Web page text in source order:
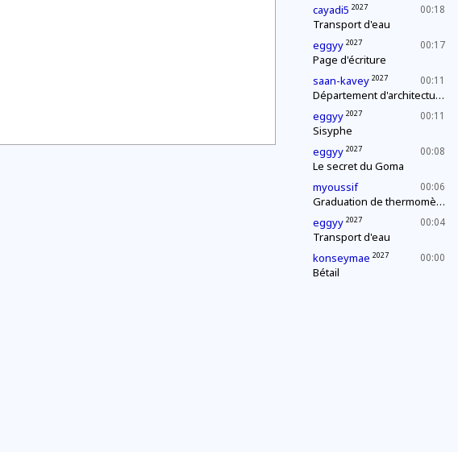
00:18
cayadi5 2027
Transport d'eau
00:17
eggyy 2027
Page d'écriture
00:11
saan-kavey 2027
Département d'architecture : construction d'une pyramide
00:11
eggyy 2027
Sisyphe
00:08
eggyy 2027
Le secret du Goma
00:06
myoussif
Graduation de thermomètres
00:04
eggyy 2027
Transport d'eau
00:00
konseymae 2027
Bétail